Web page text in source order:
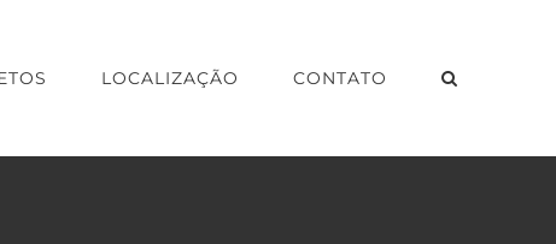
LOCALIZAÇÃO CONTATO